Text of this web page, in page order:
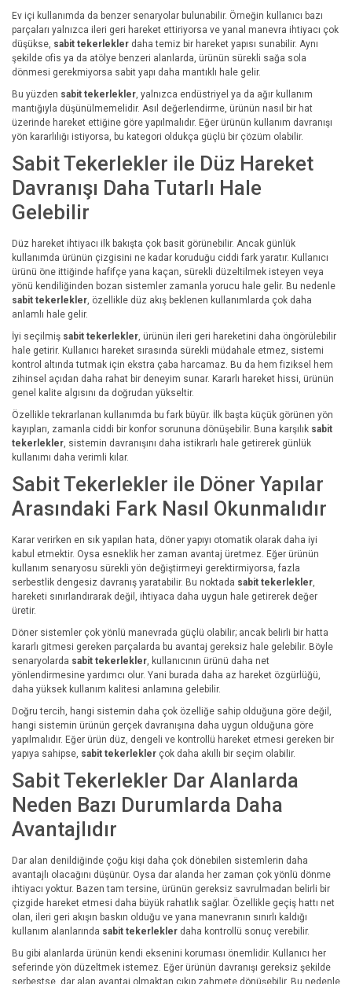
Ev içi kullanımda da benzer senaryolar bulunabilir. Örneğin kullanıcı bazı
parçaları yalnızca ileri geri hareket ettiriyorsa ve yanal manevra ihtiyacı çok
düşükse, sabit tekerlekler daha temiz bir hareket yapısı sunabilir. Aynı
şekilde ofis ya da atölye benzeri alanlarda, ürünün sürekli sağa sola
dönmesi gerekmiyorsa sabit yapı daha mantıklı hale gelir.
Bu yüzden sabit tekerlekler, yalnızca endüstriyel ya da ağır kullanım
mantığıyla düşünülmemelidir. Asıl değerlendirme, ürünün nasıl bir hat
üzerinde hareket ettiğine göre yapılmalıdır. Eğer ürünün kullanım davranışı
yön kararlılığı istiyorsa, bu kategori oldukça güçlü bir çözüm olabilir.
Sabit Tekerlekler ile Düz Hareket
Davranışı Daha Tutarlı Hale
Gelebilir
Düz hareket ihtiyacı ilk bakışta çok basit görünebilir. Ancak günlük
kullanımda ürünün çizgisini ne kadar koruduğu ciddi fark yaratır. Kullanıcı
ürünü öne ittiğinde hafifçe yana kaçan, sürekli düzeltilmek isteyen veya
yönü kendiliğinden bozan sistemler zamanla yorucu hale gelir. Bu nedenle
sabit tekerlekler, özellikle düz akış beklenen kullanımlarda çok daha
anlamlı hale gelir.
İyi seçilmiş sabit tekerlekler, ürünün ileri geri hareketini daha öngörülebilir
hale getirir. Kullanıcı hareket sırasında sürekli müdahale etmez, sistemi
kontrol altında tutmak için ekstra çaba harcamaz. Bu da hem fiziksel hem
zihinsel açıdan daha rahat bir deneyim sunar. Kararlı hareket hissi, ürünün
genel kalite algısını da doğrudan yükseltir.
Özellikle tekrarlanan kullanımda bu fark büyür. İlk başta küçük görünen yön
kayıpları, zamanla ciddi bir konfor sorununa dönüşebilir. Buna karşılık sabit
tekerlekler, sistemin davranışını daha istikrarlı hale getirerek günlük
kullanımı daha verimli kılar.
Sabit Tekerlekler ile Döner Yapılar
Arasındaki Fark Nasıl Okunmalıdır
Karar verirken en sık yapılan hata, döner yapıyı otomatik olarak daha iyi
kabul etmektir. Oysa esneklik her zaman avantaj üretmez. Eğer ürünün
kullanım senaryosu sürekli yön değiştirmeyi gerektirmiyorsa, fazla
serbestlik dengesiz davranış yaratabilir. Bu noktada sabit tekerlekler,
hareketi sınırlandırarak değil, ihtiyaca daha uygun hale getirerek değer
üretir.
Döner sistemler çok yönlü manevrada güçlü olabilir; ancak belirli bir hatta
kararlı gitmesi gereken parçalarda bu avantaj gereksiz hale gelebilir. Böyle
senaryolarda sabit tekerlekler, kullanıcının ürünü daha net
yönlendirmesine yardımcı olur. Yani burada daha az hareket özgürlüğü,
daha yüksek kullanım kalitesi anlamına gelebilir.
Doğru tercih, hangi sistemin daha çok özelliğe sahip olduğuna göre değil,
hangi sistemin ürünün gerçek davranışına daha uygun olduğuna göre
yapılmalıdır. Eğer ürün düz, dengeli ve kontrollü hareket etmesi gereken bir
yapıya sahipse, sabit tekerlekler çok daha akıllı bir seçim olabilir.
Sabit Tekerlekler Dar Alanlarda
Neden Bazı Durumlarda Daha
Avantajlıdır
Dar alan denildiğinde çoğu kişi daha çok dönebilen sistemlerin daha
avantajlı olacağını düşünür. Oysa dar alanda her zaman çok yönlü dönme
ihtiyacı yoktur. Bazen tam tersine, ürünün gereksiz savrulmadan belirli bir
çizgide hareket etmesi daha büyük rahatlık sağlar. Özellikle geçiş hattı net
olan, ileri geri akışın baskın olduğu ve yana manevranın sınırlı kaldığı
kullanım alanlarında sabit tekerlekler daha kontrollü sonuç verebilir.
Bu gibi alanlarda ürünün kendi eksenini koruması önemlidir. Kullanıcı her
seferinde yön düzeltmek istemez. Eğer ürünün davranışı gereksiz şekilde
serbestse, dar alan avantaj olmaktan çıkıp zahmete dönüşebilir. Bu nedenle